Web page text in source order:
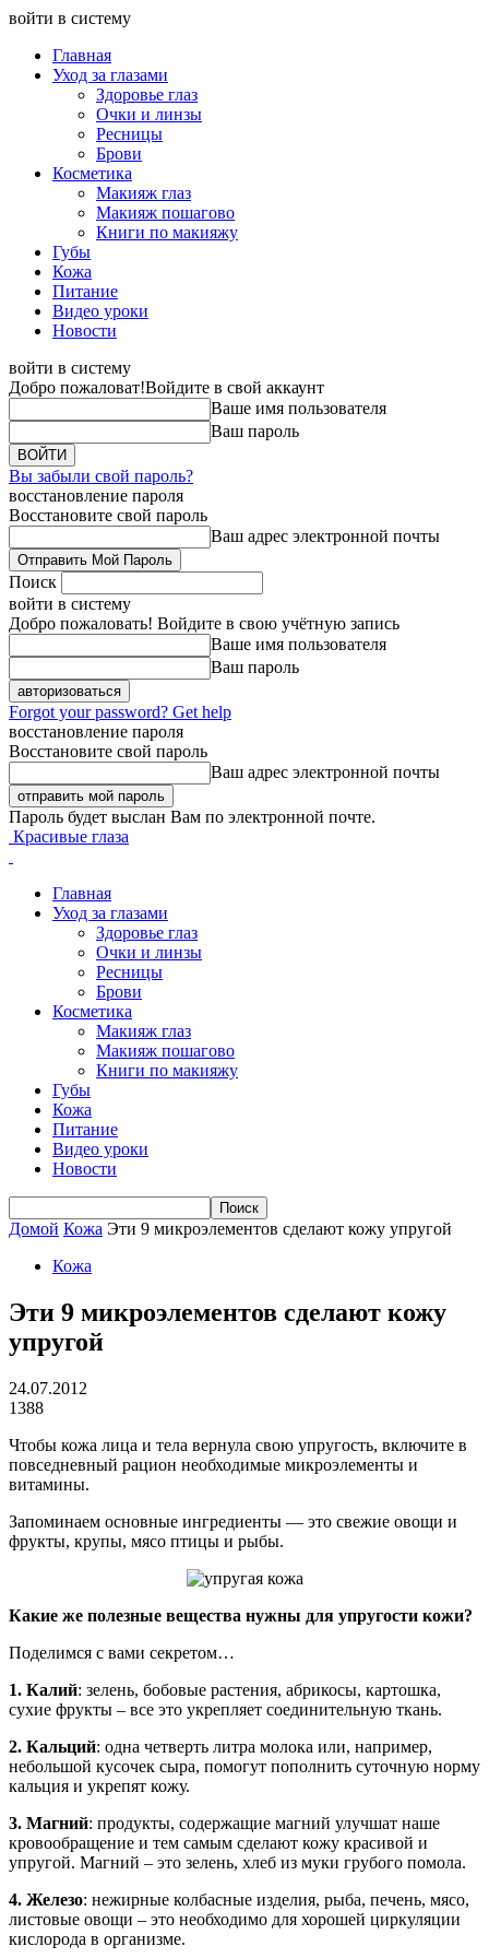
войти в систему
Главная
Уход за глазами
Здоровье глаз
Очки и линзы
Ресницы
Брови
Косметика
Макияж глаз
Макияж пошагово
Книги по макияжу
Губы
Кожа
Питание
Видео уроки
Новости
войти в систему
Добро пожаловат!Войдите в свой аккаунт
Ваше имя пользователя
Ваш пароль
Вы забыли свой пароль?
восстановление пароля
Восстановите свой пароль
Ваш адрес электронной почты
Поиск
войти в систему
Добро пожаловать! Войдите в свою учётную запись
Ваше имя пользователя
Ваш пароль
Forgot your password? Get help
восстановление пароля
Восстановите свой пароль
Ваш адрес электронной почты
Пароль будет выслан Вам по электронной почте.
Красивые глаза
Главная
Уход за глазами
Здоровье глаз
Очки и линзы
Ресницы
Брови
Косметика
Макияж глаз
Макияж пошагово
Книги по макияжу
Губы
Кожа
Питание
Видео уроки
Новости
Домой Кожа Эти 9 микроэлементов сделают кожу упругой
Кожа
Эти 9 микроэлементов сделают кожу
упругой
24.07.2012
1388
Чтобы кожа лица и тела вернула свою упругость, включите в
повседневный рацион необходимые микроэлементы и
витамины.
Запоминаем основные ингредиенты — это свежие овощи и
фрукты, крупы, мясо птицы и рыбы.
Какие же полезные вещества нужны для упругости кожи?
Поделимся с вами секретом…
1. Кaлий: зелень, бобовые растения, абрикосы, картошка,
сухие фрукты – все это укрепляет соединительную ткань.
2. Кaльций: одна четверть литра молока или, например,
небольшой кусочек сыра, помогут пополнить суточную норму
кальция и укрепят кожу.
3. Магний: продукты, содержащие магний улучшат наше
кровообращение и тем самым сделают кожу красивой и
упругой. Магний – это зелень, хлеб из муки грубого помола.
4. Железо: нежирные колбасные изделия, рыба, печень, мясо,
листовые овощи – это необходимо для хорошей циркуляции
кислорода в организме.